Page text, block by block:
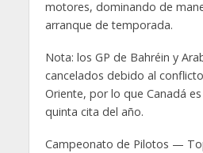
motores, dominando de
arranque de temporada.
Nota: los GP de Bahréin y
cancelados debido al
Oriente, por lo que Canadá
quinta cita del año.
Campeonato de Pilotos —